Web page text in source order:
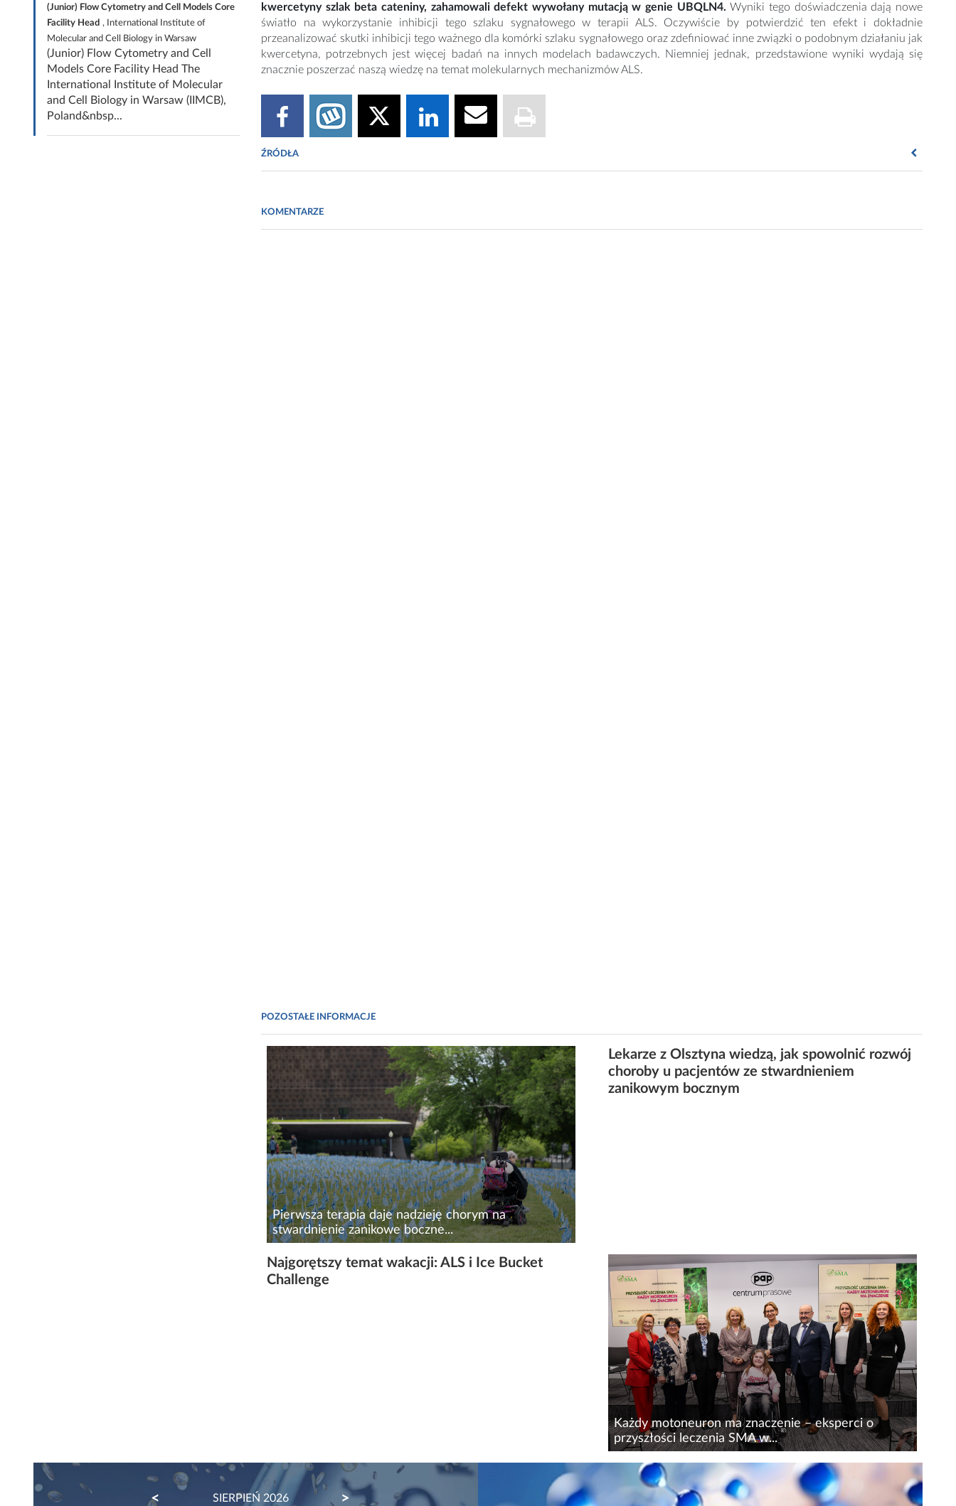
(Junior) Flow Cytometry and Cell Models Core
Facility Head , International Institute of
Molecular and Cell Biology in Warsaw
(Junior) Flow Cytometry and Cell
Models Core Facility Head The
International Institute of Molecular
and Cell Biology in Warsaw (IIMCB),
Poland&nbsp...
kwercetyny szlak beta cateniny, zahamowali defekt wywołany mutacją w genie UBQLN4. Wyniki tego doświadczenia dają nowe
światło na wykorzystanie inhibicji tego szlaku sygnałowego w terapii ALS. Oczywiście by potwierdzić ten efekt i dokładnie
przeanalizować skutki inhibicji tego ważnego dla komórki szlaku sygnałowego oraz zdefiniować inne związki o podobnym działaniu jak
kwercetyna, potrzebnych jest więcej badań na innych modelach badawczych. Niemniej jednak, przedstawione wyniki wydają się
znacznie poszerzać naszą wiedzę na temat molekularnych mechanizmów ALS.
ŹRÓDŁA
KOMENTARZE
POZOSTAŁE INFORMACJE
Pierwsza terapia daje nadzieję chorym na
stwardnienie zanikowe boczne...
Każdego roku ok. 800 osób w Polsce słyszy diagnozę
stwardnienia zanikowego bocznego (ALS/SLA). To
rzadka, szybko postępująca choroba
Lekarze z Olsztyna wiedzą, jak spowolnić rozwój
choroby u pacjentów ze stwardnieniem
zanikowym bocznym
Najgorętszy temat wakacji: ALS i Ice Bucket
Challenge
Każdy motoneuron ma znaczenie – eksperci o
przyszłości leczenia SMA w...
Ostatnie lata to rewolucja w leczeniu rdzeniowego
zaniku mięśni (SMA), która doprowadziła do zmiany
śmiertelnej choroby w schorzenie przewlekłe. W
SIERPIEŃ 2026
PREVIOUS NEXT